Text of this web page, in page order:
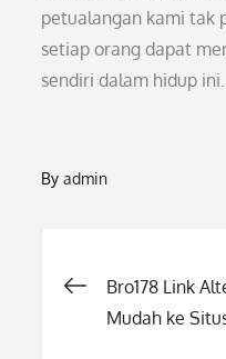
petualangan kami tak
setiap orang dapat
sendiri dalam hidup ini.
Byadmin
Post
Bro178 Link
Mudah ke